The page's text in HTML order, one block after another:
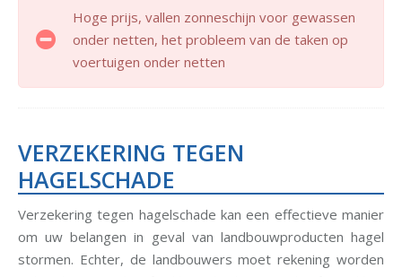
Hoge prijs, vallen zonneschijn voor gewassen
onder netten, het probleem van de taken op
voertuigen onder netten
VERZEKERING TEGEN
HAGELSCHADE
Verzekering tegen hagelschade kan een effectieve manier
om uw belangen in geval van landbouwproducten hagel
stormen. Echter, de landbouwers moet rekening worden